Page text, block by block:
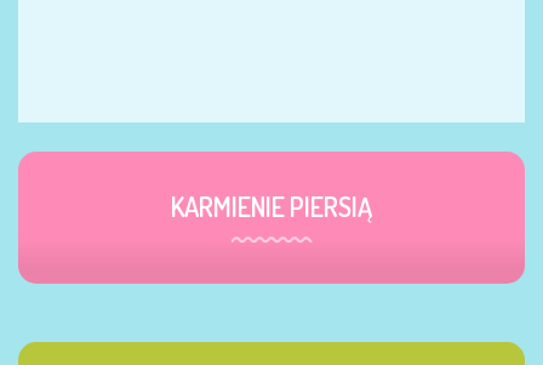
KARMIENIE PIERSIĄ